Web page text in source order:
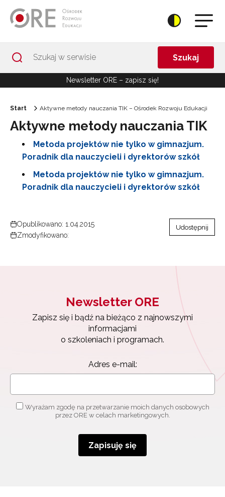
Szukaj
Newsletter ORE – zapisz się!
Start Aktywne metody nauczania TIK – Ośrodek Rozwoju Edukacji
Aktywne metody nauczania TIK
Metoda projektów nie tylko w gimnazjum.
Poradnik dla nauczycieli i dyrektorów szkół
Metoda projektów nie tylko w gimnazjum.
Poradnik dla nauczycieli i dyrektorów szkół
Opublikowano: 1.04.2015
Zmodyfikowano:
Udostępnij
Newsletter ORE
Zapisz się i bądź na bieżąco z najnowszymi
informacjami
o szkoleniach i programach.
Adres e-mail:
Wyrażam zgodę na przetwarzanie moich danych osobowych
przez ORE w celach marketingowych.
Zapisuję się